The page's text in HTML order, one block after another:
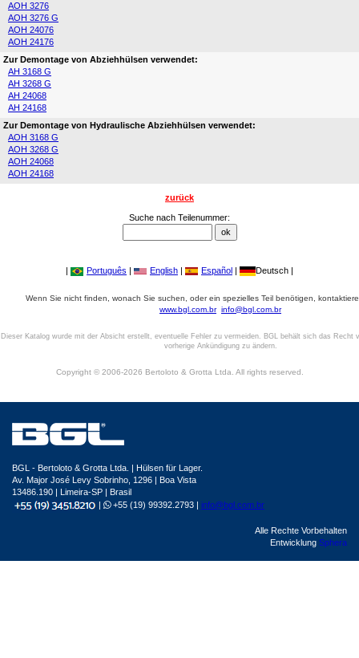
AOH 3276
AOH 3276 G
AOH 24076
AOH 24176
Zur Demontage von Abziehhülsen verwendet:
AH 3168 G
AH 3268 G
AH 24068
AH 24168
Zur Demontage von Hydraulische Abziehhülsen verwendet:
AOH 3168 G
AOH 3268 G
AOH 24068
AOH 24168
zurück
Suche nach Teilenummer:
| Português | English | Español | Deutsch |
Wenn Sie nicht finden, wonach Sie suchen, oder ein spezielles Teil benötigen,
www.bgl.com.br info@bgl.com.br
Dieser Katalog wurde mit der Absicht erstellt, eventuelle Fehler zu vermeiden. BGL behält sich das Recht
vorherige Ankündigung zu ändern.
Copyright © 2006-2026 Bertoloto & Grotta Ltda. All rights reserved.
BGL - Bertoloto & Grotta Ltda. | Hülsen für Lager.
Av. Major José Levy Sobrinho, 1296 | Boa Vista
13486.190 | Limeira-SP | Brasil
|
+55 (19) 99392.2793 | info@bgl.com.br
Alle Rechte Vorbehalten
Entwicklung Sphera